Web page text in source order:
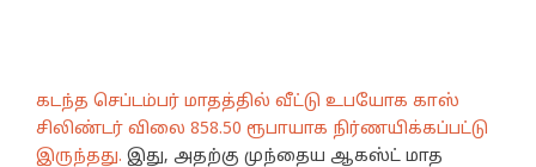
கடந்த செப்டம்பர் மாதத்தில் வீட்டு உபயோக காஸ்
சிலிண்டர் விலை 858.50 ரூபாயாக நிர்ணயிக்கப்பட்டு
இருந்தது. இது, அதற்கு முந்தைய ஆகஸ்ட் மாத